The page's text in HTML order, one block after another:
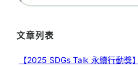
文章列表
【2025 SDGs Talk 永續行動獎